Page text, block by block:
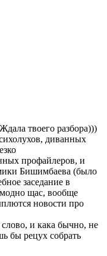
твоего разбора)))
диванных
профайлеров, и
Бишимбаева (было
заседание в
щас, вообще
новости про
и кака бычно, не
бы рецух собрать